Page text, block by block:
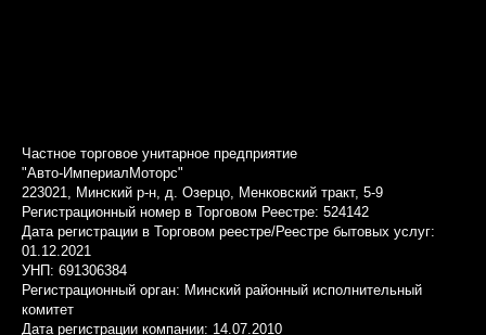
Частное торговое унитарное предприятие
"Авто-ИмпериалМоторс"
223021, Минский р-н, д. Озерцо, Менковский тракт, 5-9
Регистрационный номер в Торговом Реестре: 524142
Дата регистрации в Торговом реестре/Реестре бытовых услуг:
01.12.2021
УНП: 691306384
Регистрационный орган: Минский районный исполнительный
комитет
Дата регистрации компании: 14.07.2010